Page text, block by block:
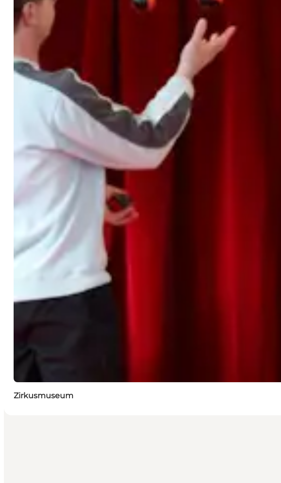
Zirkusmuseum